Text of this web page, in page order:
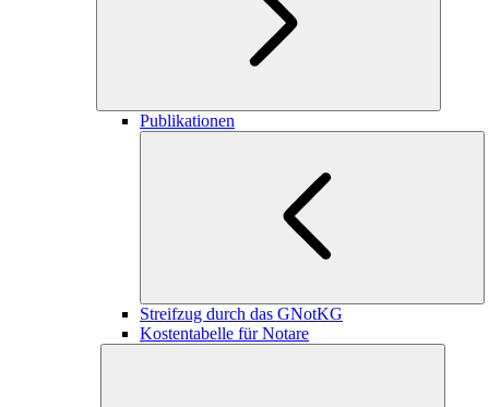
Publikationen
Streifzug durch das GNotKG
Kostentabelle für Notare